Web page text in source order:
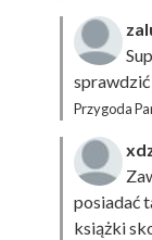
Przygoda
posiadać
książki